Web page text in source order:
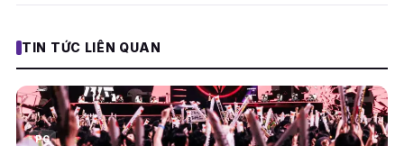
TIN TỨC LIÊN QUAN
PC